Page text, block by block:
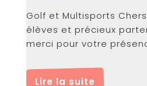
Golf et Multisports Chers amis, anciens
élèves et précieux
merci pour votre
Lire la suite